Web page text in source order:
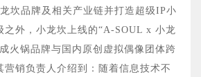
坎品牌及相关产业链并打造超级IP小
之外，小龙坎上线的“A-SOUL x 小龙
火锅品牌与国内原创虚拟偶像团体跨
营销负责人介绍到：随着信息技术不